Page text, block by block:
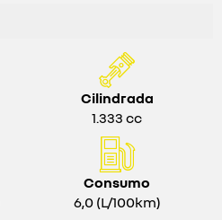
Cilindrada
1.333 cc
Consumo
6,0 (L/100km)